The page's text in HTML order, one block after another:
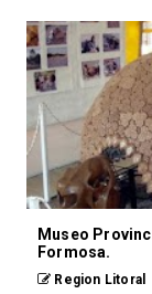
Museo
Formosa.
Region Litoral